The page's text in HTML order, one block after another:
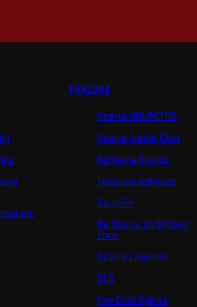
FANZONE
Sparta UNLIMITED.
Sparta Junior Club
Aplikace Sparta.
Televizní aplikace
Soutěže
Na Spartu do Betano
Zone
Sparta Legends
SLO
Fan Club Sparta